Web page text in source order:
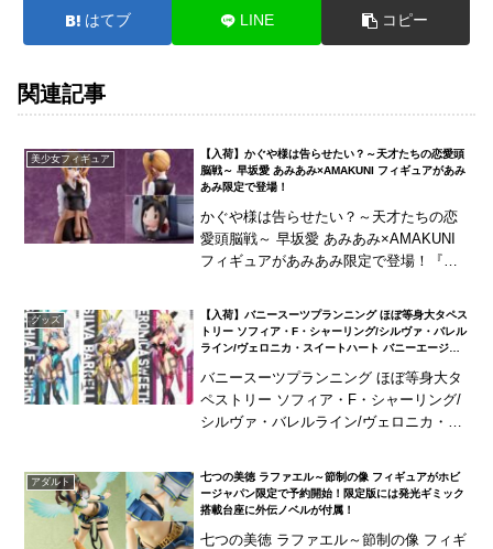
はてブ LINE コピー
関連記事
美少女フィギュア
【入荷】かぐや様は告らせたい？～天才たちの恋愛頭
脳戦～ 早坂愛 あみあみ×AMAKUNI フィギュアがあみ
あみ限定で登場！
かぐや様は告らせたい？～天才たちの恋
愛頭脳戦～ 早坂愛 あみあみ×AMAKUNI
フィギュアがあみあみ限定で登場！『か
ィギュア化...
グッズ
【入荷】バニースーツプランニング ほぼ等身大タペス
トリー ソフィア・F・シャーリング/シルヴァ・バレル
ライン/ヴェロニカ・スイートハート バニーエージェ
バニースーツプランニング ほぼ等身大タ
ペストリー ソフィア・F・シャーリング/
シルヴァ・バレルライン/ヴェロニカ・ス
アダルト
七つの美徳 ラファエル～節制の像 フィギュアがホビ
ージャパン限定で予約開始！限定版には発光ギミック
搭載台座に外伝ノベルが付属！
七つの美徳 ラファエル～節制の像 フィギ